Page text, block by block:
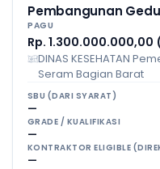
Pembangunan
PAGU
Rp. 1.300.000.000,00
DINAS KESEHATAN
Seram Bagian Barat
SBU (DARI SYARAT)
—
GRADE / KUALIFIKASI
—
KONTRAKTOR ELIGIBLE
—